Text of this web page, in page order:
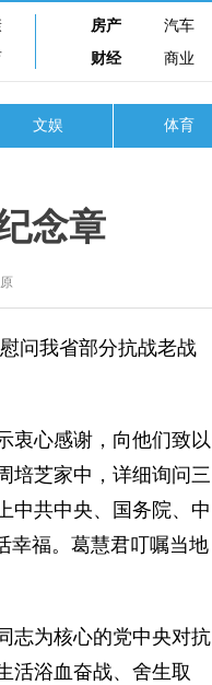
房产 汽车
财经
商业
文娱 体育
念章
问我省部分抗战老战
心感谢，向他们致以
培芝家中，详细询问三
中共中央、国务院、中
幸福。葛慧君叮嘱当地
为核心的党中央对抗
活浴血奋战、舍生取